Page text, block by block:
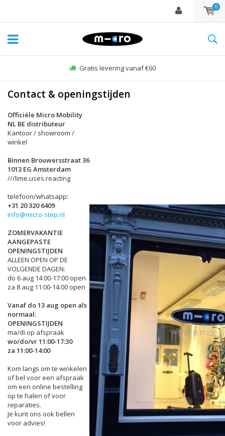
0
Gratis levering vanaf €60
Contact & openingstijden
Officiële Micro Mobility
NL BE distributeur
Kantoor / showroom /
winkel
Binnen Brouwersstraat 36
1013 EG Amsterdam
///lime.uses.reacting
telefoon/whatsapp:
+31 20 320 6409
info@micro-step.nl
ZOMERVAKANTIE
AANGEPASTE
OPENINGSTIJDEN
ALLEEN OPEN OP DE
VOLGENDE DAGEN:
do 6 aug 14:00-17:00 open
za 8 aug 11:00-14:00 open
Vanaf do 13 aug open als
normaal:
OPENINGSTIJDEN
ma/di op afspraak
wo/do/vr 11:00-17:30
za 11:00-14:00
Kom langs om te winkelen
of bel voor een afspraak
om een online bestelling
op te halen of voor
reparaties.
Je kunt ons ook bellen
voor advies!